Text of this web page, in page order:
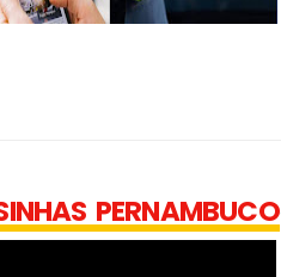
PERNAMBUCO